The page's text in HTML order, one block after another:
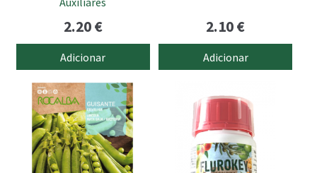
2.20€
Adicionar
2.10€
Adicionar